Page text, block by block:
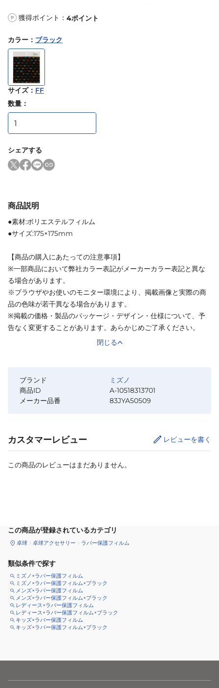
P 獲得ポイント： 4ポイント
カラー ： ブラック
サイズ： FF
数量：
シェアする
商品説明
●素材:ポリエステルフィルム
●サイズ:175×175mm
【商品の購入にあたっての注意事項】
※一部商品において弊社カラー表記がメーカーカラー表記と異な
る場合があります。
※ブラウザやお使いのモニター環境により、掲載画像と実際の商
品の色味が若干異なる場合があります。
※掲載の価格・製品のパッケージ・デザイン・仕様について、予
告なく変更することがあります。あらかじめご了承ください。
閉じる
ブランド
ミズノ
商品ID
A-10518313701
メーカー品番
83JYA50509
カスタマーレビュー レビューを書く
この商品のレビューはまだありません。
この商品が登録されているカテゴリ
卓球 卓球アクセサリー ラバー保護フィルム
類似条件で探す
ミズノ×ラバー保護フィルム
ミズノ×ラバー保護フィルム×ブラック
メンズ×ラバー保護フィルム
メンズ×ラバー保護フィルム×ブラック
レディース×ラバー保護フィルム
レディース×ラバー保護フィルム×ブラック
キッズ×ラバー保護フィルム
キッズ×ラバー保護フィルム×ブラック